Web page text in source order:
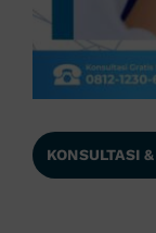
KONSULTASI